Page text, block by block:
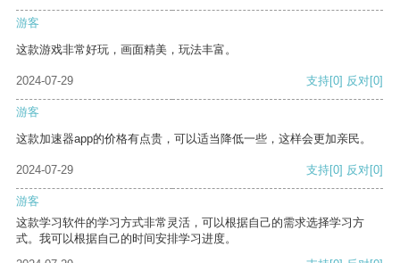
游客
这款游戏非常好玩，画面精美，玩法丰富。
2024-07-29 支持[0] 反对[0]
游客
这款加速器app的价格有点贵，可以适当降低一些，这样会更加亲民。
2024-07-29 支持[0] 反对[0]
游客
这款学习软件的学习方式非常灵活，可以根据自己的需求选择学习方
式。我可以根据自己的时间安排学习进度。